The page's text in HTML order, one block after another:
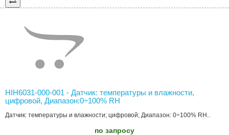
HIH6031-000-001 - Датчик: температуры и влажности,
цифровой, Диапазон:0÷100% RH
Датчик: температуры и влажности; цифровой; Диапазон: 0÷100% RH..
по запросу